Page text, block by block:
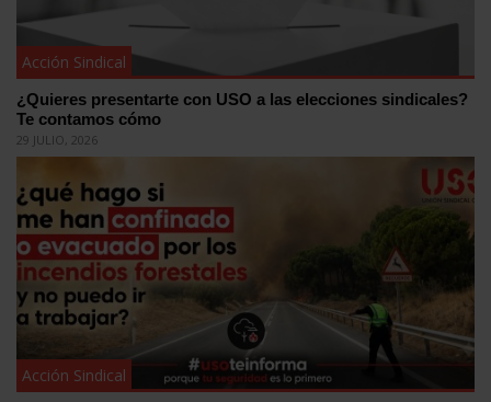
Acción Sindical
¿Quieres presentarte con USO a las elecciones sindicales?
Te contamos cómo
29 JULIO, 2026
Acción Sindical